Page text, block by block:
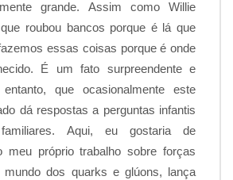
grande. Assim como Willie
roubou bancos porque é lá que
essas coisas porque é onde
É um fato surpreendente e
que ocasionalmente este
dá respostas a perguntas infantis
Aqui, eu gostaria de
meu próprio trabalho sobre forças
mundo dos quarks e glúons, lança